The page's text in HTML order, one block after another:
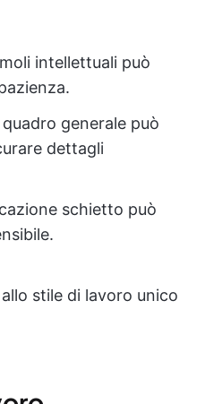
intellettuali può
generale può
dettagli
schietto può
stile di lavoro unico